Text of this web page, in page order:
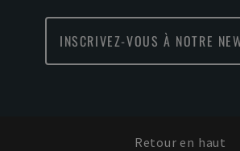
INSCRIVEZ-VOUS À NOTRE
Retour en haut